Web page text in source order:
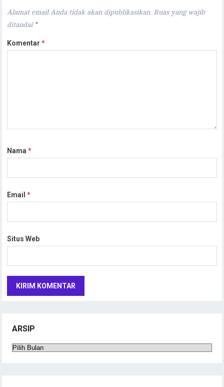
Alamat email Anda tidak akan dipublikasikan. Ruas yang wajib
ditandai *
Komentar*
Nama*
Email*
Situs Web
ARSIP
Arsip